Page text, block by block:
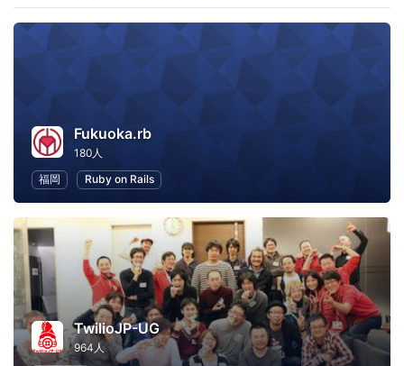
Fukuoka.rb
180人
福岡
Ruby on Rails
TwilioJP-UG
964人